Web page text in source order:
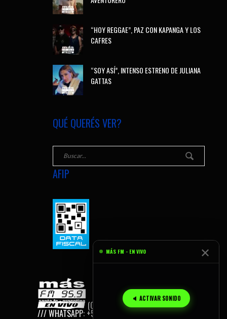
“HOY REGGAE”, PAZ CON KAPANGA Y LOS
CAFRES
“SOY ASÍ”, INTENSO ESTRENO DE JULIANA
GATTAS
QUÉ QUERÉS VER?
AFIP
(C) 2026 MÁS FM, SANTA FE - AR
/// WHATSAPP: +54 9 342 155 165 959.
MÁS FM - EN VIVO ✕
🔈 ACTIVAR SONIDO